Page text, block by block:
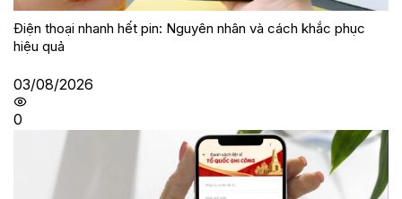
Điện thoại nhanh hết pin: Nguyên nhân và cách khắc phục
hiệu quả
03/08/2026
0